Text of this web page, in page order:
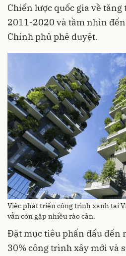
Chiến lược quốc gia về
2011-2020 và tầm nhìn
Chính phủ phê duyệt.
Việc phát triển công trình xanh tại
vẫn còn gặp nhiều rào cản.
Đặt mục tiêu phấn đấu đến
30% công trình xây mới và